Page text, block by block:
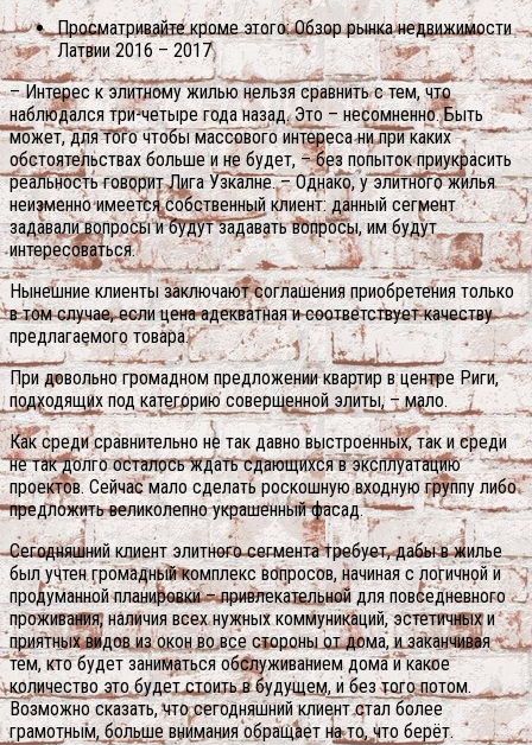
Просматривайте кроме этого: Обзор рынка недвижимости
Латвии 2016 – 2017
– Интерес к элитному жилью нельзя сравнить с тем, что
наблюдался три-четыре года назад. Это – несомненно. Быть
может, для того чтобы массового интереса ни при каких
обстоятельствах больше и не будет, – без попыток приукрасить
реальность говорит Лига Узкалне. – Однако, у элитного жилья
неизменно имеется собственный клиент: данный сегмент
задавали вопросы и будут задавать вопросы, им будут
интересоваться.
Нынешние клиенты заключают соглашения приобретения только
в том случае, если цена адекватная и соответствует качеству
предлагаемого товара.
При довольно громадном предложении квартир в центре Риги,
подходящих под категорию совершенной элиты, – мало.
Как среди сравнительно не так давно выстроенных, так и среди
не так долго осталось ждать сдающихся в эксплуатацию
проектов. Сейчас мало сделать роскошную входную группу либо
предложить великолепно украшенный фасад.
Сегодняшний клиент элитного сегмента требует, дабы в жилье
был учтен громадный комплекс вопросов, начиная с логичной и
продуманной планировки – привлекательной для повседневного
проживания, наличия всех нужных коммуникаций, эстетичных и
приятных видов из окон во все стороны от дома, и заканчивая
тем, кто будет заниматься обслуживанием дома и какое
количество это будет стоить в будущем, и без того потом.
Возможно сказать, что сегодняшний клиент стал более
грамотным, больше внимания обращает на то, что берёт.